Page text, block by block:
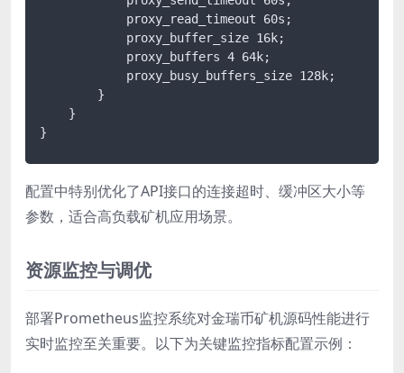
            proxy_read_timeout 60s;
            proxy_buffer_size 16k;
            proxy_buffers 4 64k;
            proxy_busy_buffers_size 128k;
        }
    }
}
配置中特别优化了API接口的连接超时、缓冲区大小等
参数，适合高负载矿机应用场景。
资源监控与调优
部署Prometheus监控系统对金瑞币矿机源码性能进行
实时监控至关重要。以下为关键监控指标配置示例：